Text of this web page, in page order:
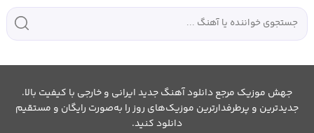
جهش موزیک مرجع دانلود آهنگ جدید ایرانی و خارجی با کیفیت بالا.
جدیدترین و پرطرفدارترین موزیک‌های روز را به‌صورت رایگان و مستقیم
دانلود کنید.